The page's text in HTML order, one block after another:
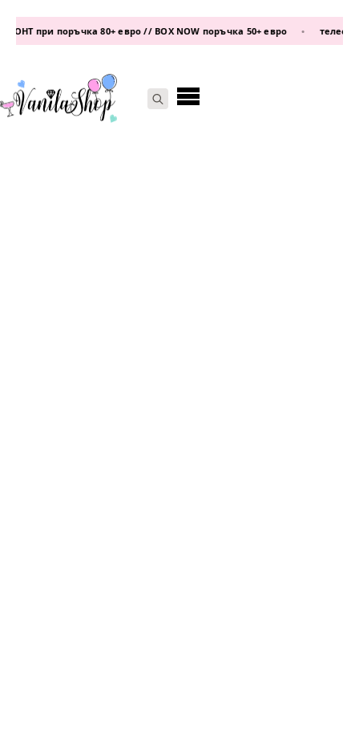
при поръчка 80+ евро // BOX NOW поръчка 50+ евро телефон: